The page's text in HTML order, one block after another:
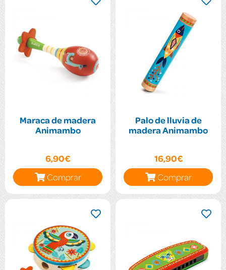
Maraca de madera
Animambo
6,90€
Comprar
Palo de lluvia de
madera Animambo
16,90€
Comprar